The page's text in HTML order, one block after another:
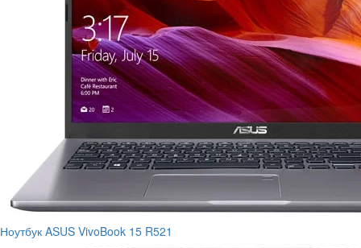
Ноутбук ASUS VivoBook 15 R521